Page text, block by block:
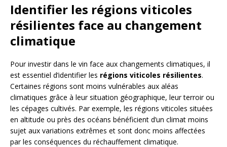
Identifier les régions viticoles
résilientes face au changement
climatique
Pour investir dans le vin face aux changements climatiques, il
est essentiel d’identifier les régions viticoles résilientes.
Certaines régions sont moins vulnérables aux aléas
climatiques grâce à leur situation géographique, leur terroir ou
les cépages cultivés. Par exemple, les régions viticoles situées
en altitude ou près des océans bénéficient d’un climat moins
sujet aux variations extrêmes et sont donc moins affectées
par les conséquences du réchauffement climatique.